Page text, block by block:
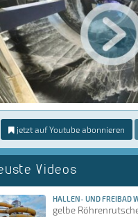
jetzt auf Youtube abonnieren
Videos
HALLEN- UND FREIBAD
gelbe